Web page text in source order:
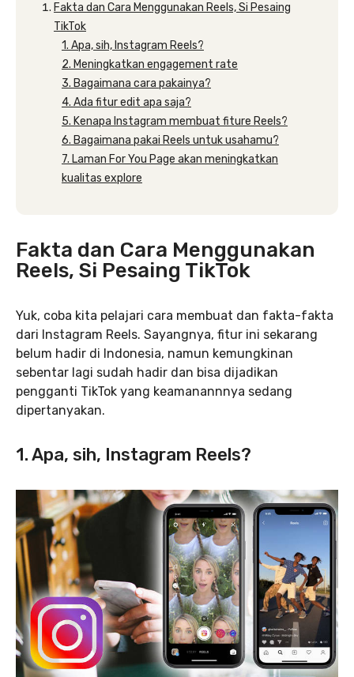
Fakta dan Cara Menggunakan Reels, Si Pesaing
TikTok
1. Apa, sih, Instagram Reels?
2. Meningkatkan engagement rate
3. Bagaimana cara pakainya?
4. Ada fitur edit apa saja?
5. Kenapa Instagram membuat fiture Reels?
6. Bagaimana pakai Reels untuk usahamu?
7. Laman For You Page akan meningkatkan
kualitas explore
Fakta dan Cara Menggunakan
Reels, Si Pesaing TikTok
Yuk, coba kita pelajari cara membuat dan fakta-fakta
dari Instagram Reels. Sayangnya, fitur ini sekarang
belum hadir di Indonesia, namun kemungkinan
sebentar lagi sudah hadir dan bisa dijadikan
pengganti TikTok yang keamanannnya sedang
dipertanyakan.
1. Apa, sih, Instagram Reels?